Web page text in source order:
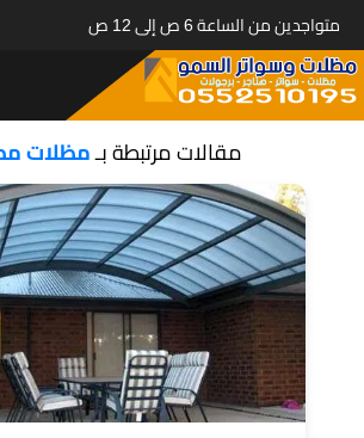
متواجدين من الساعة 6 ص إلى 12 ص
مقالات مرتبطة بـمظلات